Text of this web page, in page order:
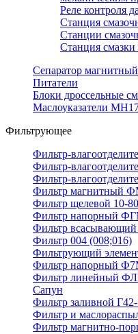
Реле контроля
Станция
Станции
Станция смазки
Сепаратор магнитный
Питатели
Блоки дроссельные
Маслоуказатели
Фильтрующее
Фильтр-
Фильтр-
Фильтр-
Фильтр магнитный
Фильтр щелевой 10-
Фильтр напорный
Фильтр всасывающий
Фильтр 004 (008;016)
Фильтрующий
Фильтр напорный
Фильтр линейный
Сапун
Фильтр заливной
Фильтр и
Фильтр магнитно-